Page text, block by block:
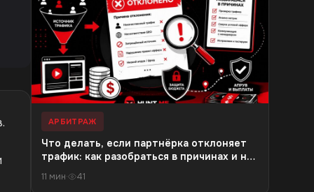
АРБИТРАЖ
Что делать, если партнёрка отклоняет
трафик: как разобраться в причинах и не
11 мин· 41